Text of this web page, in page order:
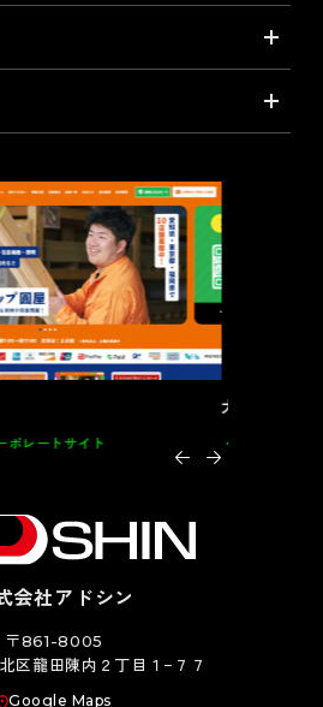
･カード類･POP 家具
会社アドシン
〒861-8005
区龍田陳内２丁目１−７７
Google Maps